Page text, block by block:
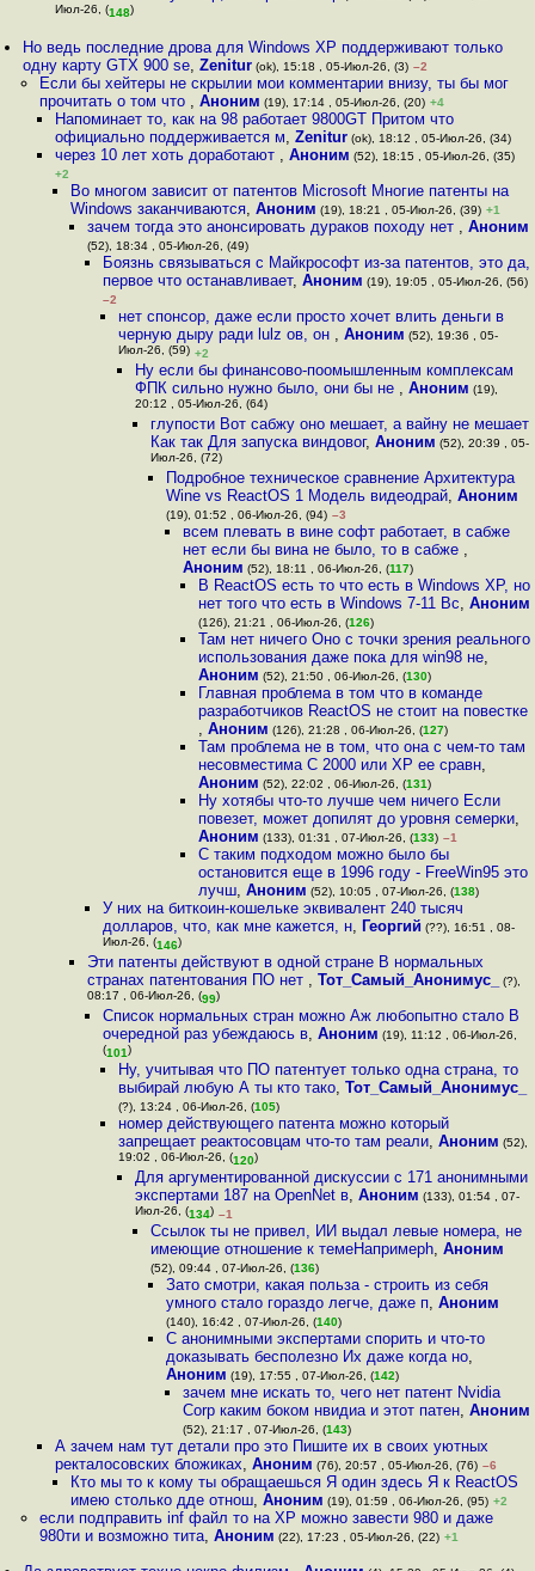
Июл-26, (148)
Но ведь последние дрова для Windows XP поддерживают только
одну карту GTX 900 se,Zenitur (ok), 15:18 , 05-Июл-26, (3) –2
Если бы хейтеры не скрылии мои комментарии внизу, ты бы мог
прочитать о том что , Аноним (19), 17:14 , 05-Июл-26, (20) +4
Напоминает то, как на 98 работает 9800GT Притом что
официально поддерживается м, Zenitur(ok), 18:12 , 05-Июл-26, (34)
через 10 лет хоть доработают , Аноним (52), 18:15 , 05-Июл-26, (35)
+2
Во многом зависит от патентов Microsoft Многие патенты на
Windows заканчиваются,Аноним (19), 18:21 , 05-Июл-26, (39) +1
зачем тогда это анонсировать дураков походу нет , Аноним
(52), 18:34 , 05-Июл-26, (49)
Боязнь связываться с Майкрософт из-за патентов, это да,
первое что останавливает, Аноним (19), 19:05 , 05-Июл-26, (56)
–2
нет спонсор, даже если просто хочет влить деньги в
черную дыру ради lulz ов, он ,Аноним (52), 19:36 , 05-
Июл-26, (59) +2
Ну если бы финансово-поомышленным комплексам
ФПК сильно нужно было, они бы не , Аноним (19),
20:12 , 05-Июл-26, (64)
глупости Вот сабжу оно мешает, а вайну не мешает
Как так Для запуска виндовог, Аноним (52), 20:39 , 05-
Июл-26, (72)
Подробное техническое сравнение Архитектура
Wine vs ReactOS 1 Модель видеодрай,Аноним
(19), 01:52 , 06-Июл-26, (94) –3
всем плевать в вине софт работает, в сабже
нет если бы вина не было, то в сабже ,
Аноним (52), 18:11 , 06-Июл-26, (117)
В ReactOS есть то что есть в Windows XP, но
нет того что есть в Windows 7-11 Вс, Аноним
(126), 21:21 , 06-Июл-26, (126)
Там нет ничего Оно с точки зрения реального
использования даже пока для win98 не,
Аноним (52), 21:50 , 06-Июл-26, (130)
Главная проблема в том что в команде
разработчиков ReactOS не стоит на повестке
, Аноним (126), 21:28 , 06-Июл-26, (127)
Там проблема не в том, что она с чем-то там
несовместима С 2000 или ХР ее сравн,
Аноним (52), 22:02 , 06-Июл-26, (131)
Ну хотябы что-то лучше чем ничего Если
повезет, может допилят до уровня семерки,
Аноним (133), 01:31 , 07-Июл-26, (133) –1
С таким подходом можно было бы
остановится еще в 1996 году - FreeWin95 это
лучш, Аноним (52), 10:05 , 07-Июл-26, (138)
У них на биткоин-кошельке эквивалент 240 тысяч
долларов, что, как мне кажется, н, Георгий (??), 16:51 , 08-
Июл-26, (146)
Эти патенты действуют в одной стране В нормальных
странах патентования ПО нет , Тот_Самый_Анонимус_ (?),
08:17 , 06-Июл-26, (99)
Список нормальных стран можно Аж любопытно стало В
очередной раз убеждаюсь в, Аноним (19), 11:12 , 06-Июл-26,
(101)
Ну, учитывая что ПО патентует только одна страна, то
выбирай любую А ты кто тако,Тот_Самый_Анонимус_
(?), 13:24 , 06-Июл-26, (105)
номер действующего патента можно который
запрещает реактосовцам что-то там реали,Аноним (52),
19:02 , 06-Июл-26, (120)
Для аргументированной дискуссии с 171 анонимными
экспертами 187 на OpenNet в, Аноним (133), 01:54 , 07-
Июл-26, (134) –1
Ссылок ты не привел, ИИ выдал левые номера, не
имеющие отношение к темеНапримерh, Аноним
(52), 09:44 , 07-Июл-26, (136)
Зато смотри, какая польза - строить из себя
умного стало гораздо легче, даже п,Аноним
(140), 16:42 , 07-Июл-26, (140)
С анонимными экспертами спорить и что-то
доказывать бесполезно Их даже когда но,
Аноним (19), 17:55 , 07-Июл-26, (142)
зачем мне искать то, чего нет патент Nvidia
Corp каким боком нвидиа и этот патен, Аноним
(52), 21:17 , 07-Июл-26, (143)
А зачем нам тут детали про это Пишите их в своих уютных
ректалосовских бложиках, Аноним (76), 20:57 , 05-Июл-26, (76) –6
Кто мы то к кому ты обращаешься Я один здесь Я к ReactOS
имею столько дде отнош,Аноним (19), 01:59 , 06-Июл-26, (95) +2
если подправить inf файл то на ХР можно завести 980 и даже
980ти и возможно тита, Аноним (22), 17:23 , 05-Июл-26, (22) +1